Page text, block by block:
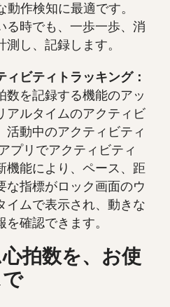
動作検知に最適です。
る時でも、一歩一歩、消
測し、記録します。
ィビティトラッキング：
数を記録する機能のアッ
アルタイムのアクティビ
活動中のアクティビティ
プリでアクティビティ
機能により、ペース、距
な指標がロック画面のウ
イムで表示され、動きな
を確認できます。
拍数を、お使